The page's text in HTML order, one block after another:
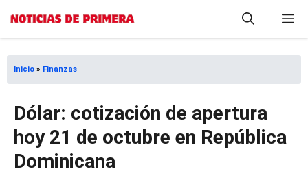
Saltar
contenido
Inicio » Finanzas
Dólar: cotización de apertura
hoy 21 de octubre en República
Dominicana